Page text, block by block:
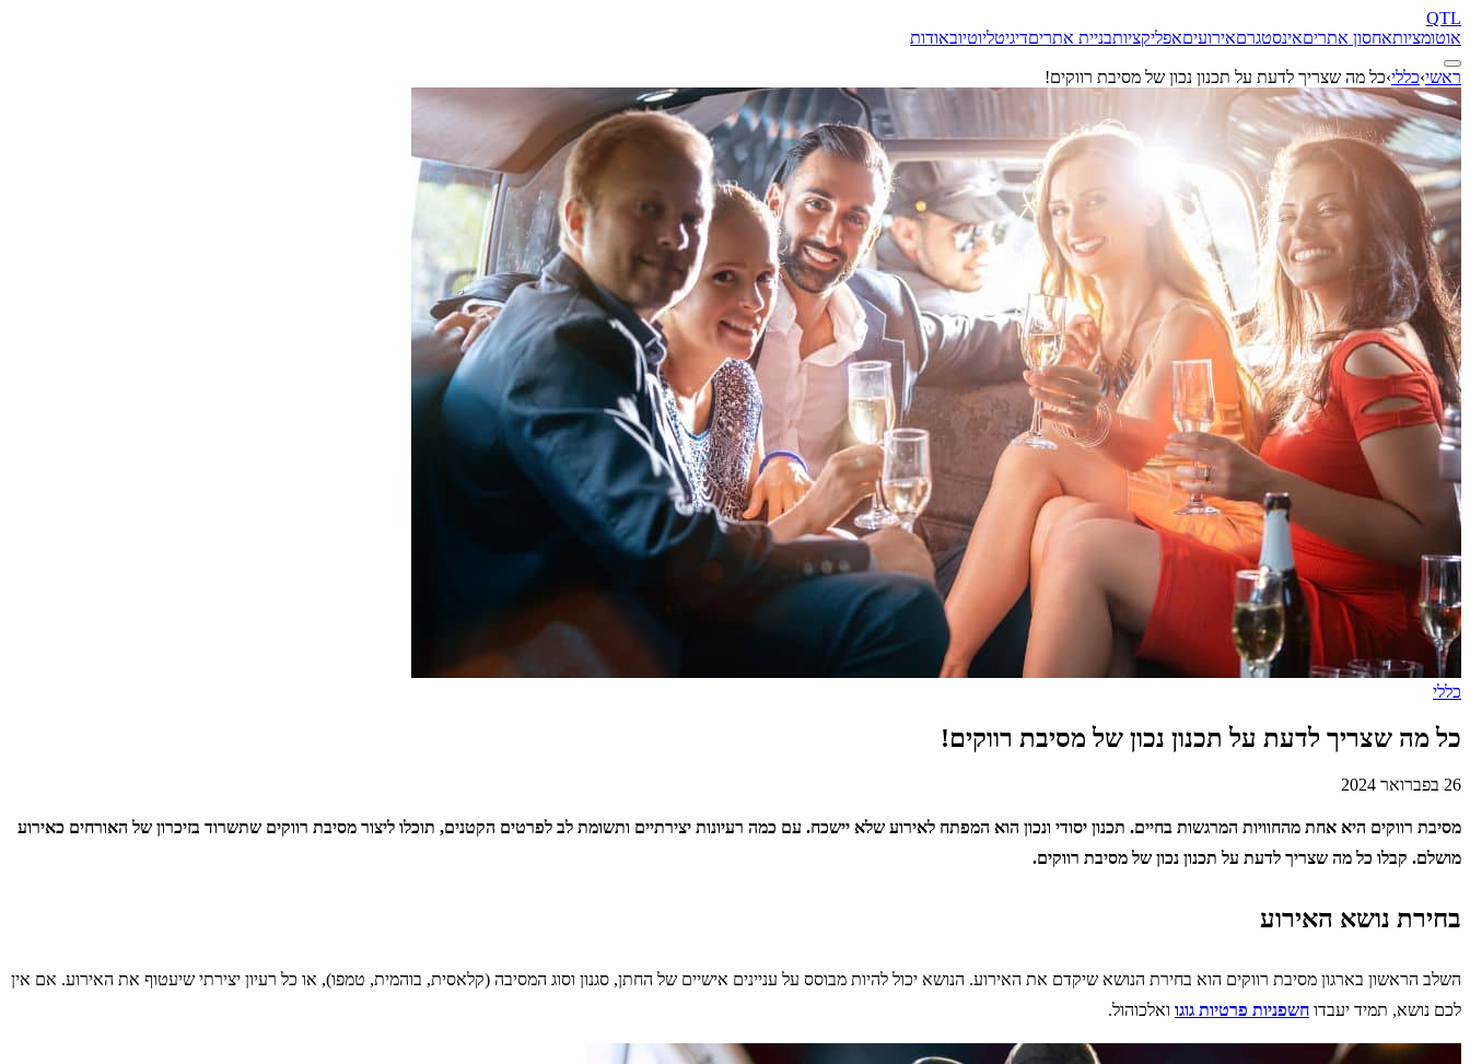
QTL
אוטומציותאחסון אתריםאינסטגרםאירועיםאפליקציותבניית אתריםדיגיטליוטיובאודות
ראשי›כללי›כל מה שצריך לדעת על תכנון נכון של מסיבת רווקים!
כללי
כל מה שצריך לדעת על תכנון נכון של מסיבת רווקים!
26 בפברואר 2024
מסיבת רווקים היא אחת מהחוויות המרגשות בחיים. תכנון יסודי ונכון הוא המפתח לאירוע שלא יישכח. עם כמה רעיונות יצירתיים ותשומת לב לפרטים הקטנים, תוכלו ליצור מסיבת רווקים שתשרוד בזיכרון של האורחים כאירוע
מושלם. קבלו כל מה שצריך לדעת על תכנון נכון של מסיבת רווקים.
בחירת נושא האירוע
השלב הראשון בארגון מסיבת רווקים הוא בחירת הנושא שיקדם את האירוע. הנושא יכול להיות מבוסס על עניינים אישיים של החתן, סגנון וסוג המסיבה (קלאסית, בוהמית, טמפו), או כל רעיון יצירתי שיעטוף את האירוע. אם אין
לכם נושא, תמיד יעבדו חשפניות פרטיות גוגו ואלכוהול.